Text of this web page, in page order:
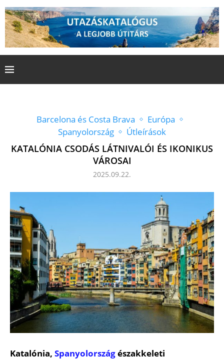
Barcelona és Costa Brava
Európa
Spanyolország
Útleírások
KATALÓNIA CSODÁS LÁTNIVALÓI ÉS IKONIKUS
VÁROSAI
2025.09.22.
Katalónia, Spanyolországészakkeleti